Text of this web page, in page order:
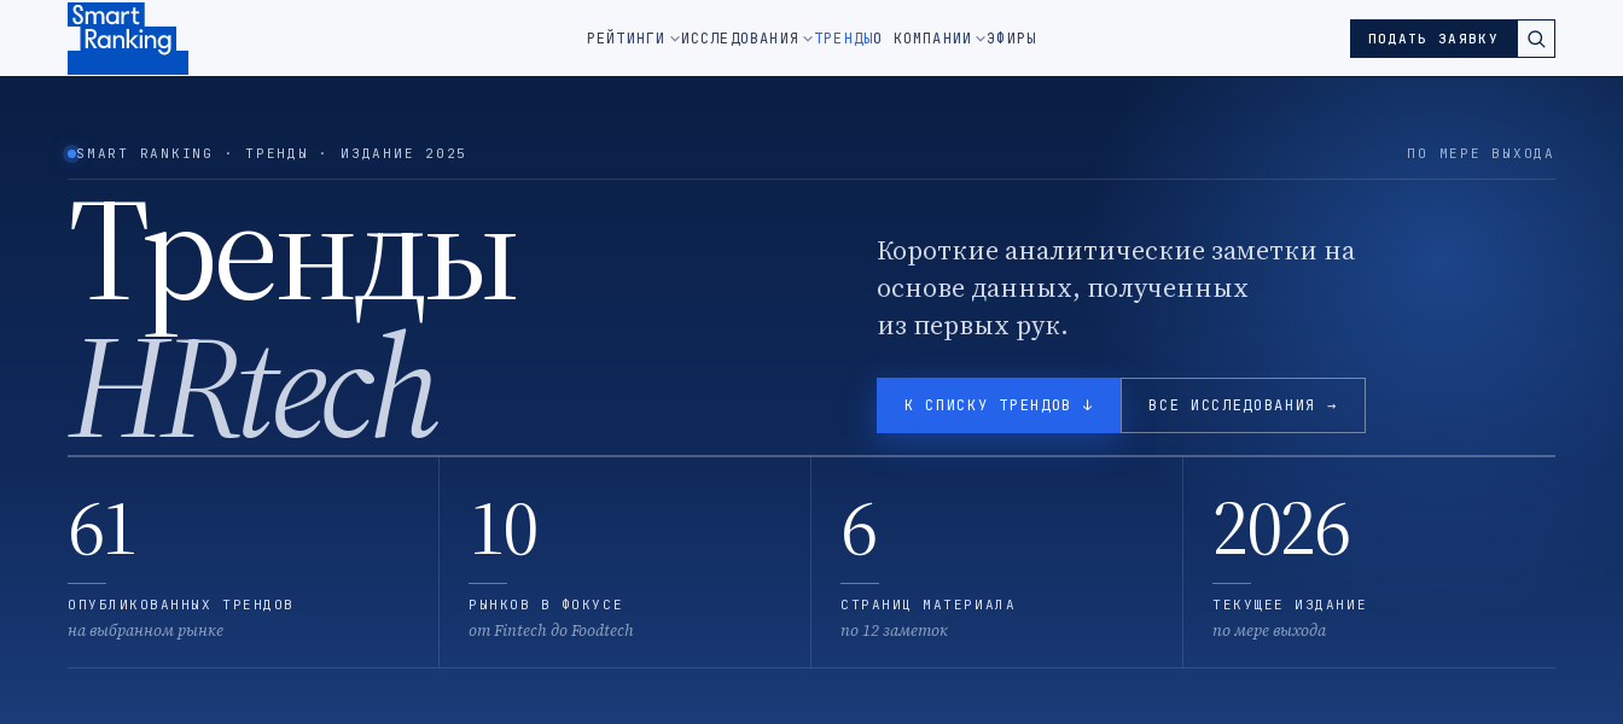
Подписаться на наш канал в Telegram (откроется в новом окне)
РЕЙТИНГИ ИССЛЕДОВАНИЯ ТРЕНДЫО КОМПАНИИ ЭФИРЫ ПОДАТЬ ЗАЯВКУ
SMART RANKING · ТРЕНДЫ · ИЗДАНИЕ 2025 ПО МЕРЕ ВЫХОДА
Тренды
HRtech
Короткие аналитические заметки на
основе данных, полученных
из первых рук.
К СПИСКУ ТРЕНДОВ ↓ ВСЕ ИССЛЕДОВАНИЯ →
61
ОПУБЛИКОВАННЫХ ТРЕНДОВ
на выбранном рынке
10
РЫНКОВ В ФОКУСЕ
от Fintech до Foodtech
6
СТРАНИЦ МАТЕРИАЛА
по 12 заметок
2026
ТЕКУЩЕЕ ИЗДАНИЕ
по мере выхода